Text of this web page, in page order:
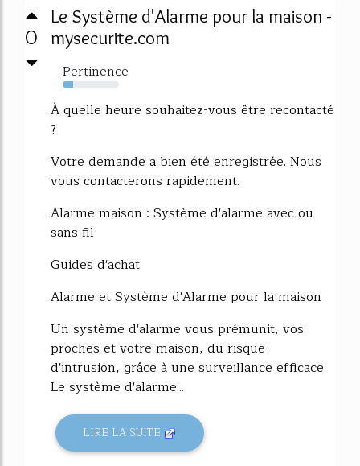
0
Le Système d'Alarme pour la maison -
mysecurite.com
Pertinence
19%
À quelle heure souhaitez-vous être recontacté
?
Votre demande a bien été enregistrée. Nous
vous contacterons rapidement.
Alarme maison : Système d'alarme avec ou
sans fil
Guides d'achat
Alarme et Système d'Alarme pour la maison
Un système d'alarme vous prémunit, vos
proches et votre maison, du risque
d'intrusion, grâce à une surveillance efficace.
Le système d'alarme...
LIRE LA SUITE